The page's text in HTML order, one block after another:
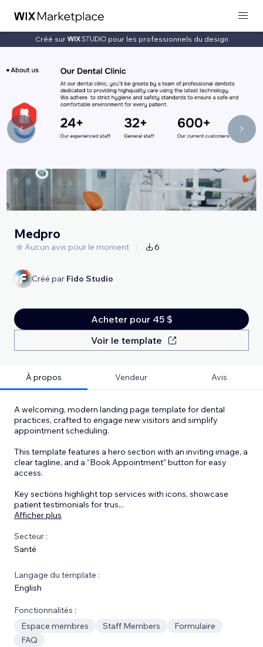
Créé sur pour les professionnels du design
Medpro
Aucun avis pour le moment 6
Créé par Fido Studio
Acheter pour 45 $
Voir le template
À propos Vendeur Avis
A welcoming, modern landing page template for dental
practices, crafted to engage new visitors and simplify
appointment scheduling.
This template features a hero section with an inviting image, a
clear tagline, and a “Book Appointment” button for easy
access.
Key sections highlight top services with icons, showcase
patient testimonials for trus...
Afficher plus
Secteur :
Santé
Langage du template :
English
Fonctionnalités :
Espace membres
Staff Members
Formulaire
FAQ